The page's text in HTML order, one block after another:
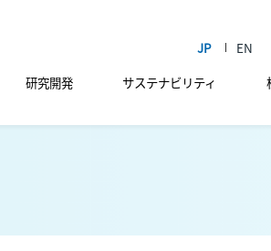
研究開発 サステナビリティ